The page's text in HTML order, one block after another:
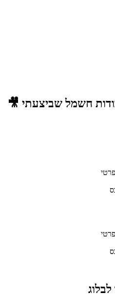
חשמל שביצעתי 🎥